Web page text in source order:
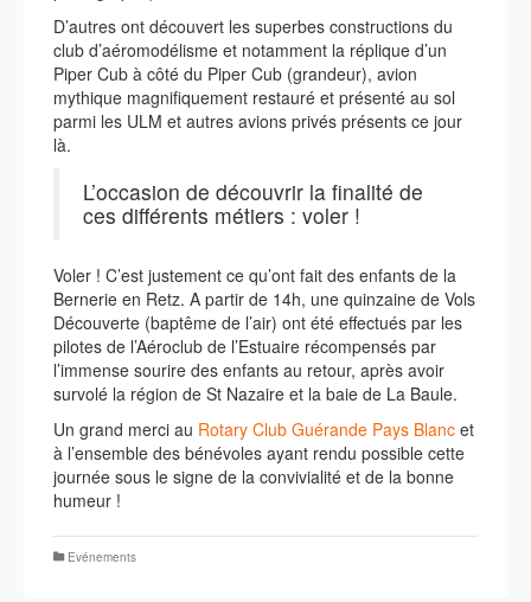
D’autres ont découvert les superbes constructions du
club d’aéromodélisme et notamment la réplique d’un
Piper Cub à côté du Piper Cub (grandeur), avion
mythique magnifiquement restauré et présenté au sol
parmi les ULM et autres avions privés présents ce jour
là.
L’occasion de découvrir la finalité de
ces différents métiers : voler !
Voler ! C’est justement ce qu’ont fait des enfants de la
Bernerie en Retz. A partir de 14h, une quinzaine de Vols
Découverte (baptême de l’air) ont été effectués par les
pilotes de l’Aéroclub de l’Estuaire récompensés par
l’immense sourire des enfants au retour, après avoir
survolé la région de St Nazaire et la baie de La Baule.
Un grand merci au Rotary Club Guérande Pays Blanc et
à l’ensemble des bénévoles ayant rendu possible cette
journée sous le signe de la convivialité et de la bonne
humeur !
Evénements